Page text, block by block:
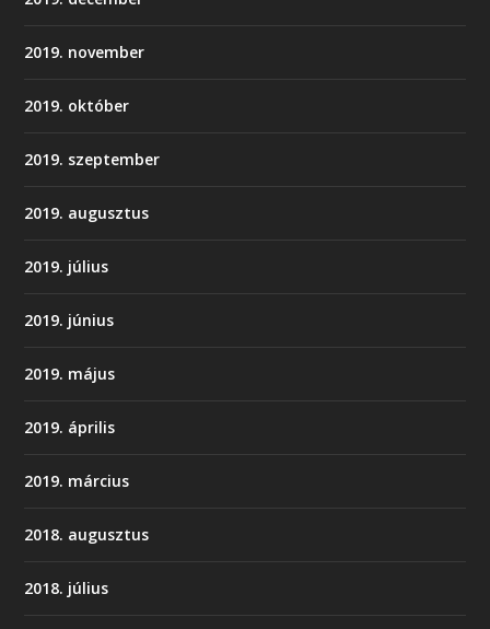
2019. november
2019. október
2019. szeptember
2019. augusztus
2019. július
2019. június
2019. május
2019. április
2019. március
2018. augusztus
2018. július